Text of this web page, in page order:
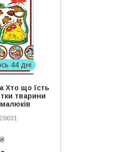
44 дні
Хто що їсть
тварини